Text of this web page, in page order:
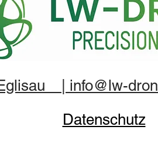
| info@lw-
Datenschutz